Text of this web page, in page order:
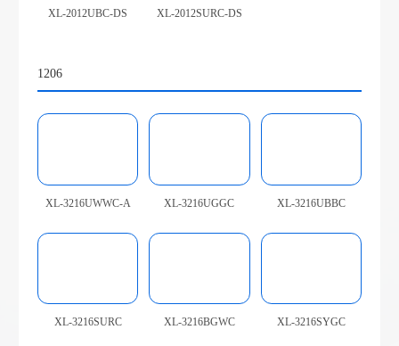
XL-2012UBC-DS XL-2012SURC-DS
1206
XL-3216UWWC-A XL-3216UGGC XL-3216UBBC
XL-3216SURC XL-3216BGWC XL-3216SYGC